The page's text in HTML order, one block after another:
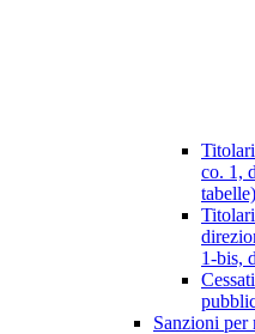
co. 1,
tabelle)
1-bis,
Sanzioni per